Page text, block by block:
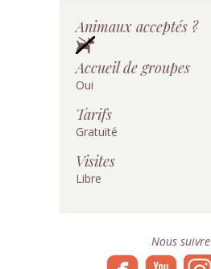
Animaux acceptés ?
Accueil de groupes
Oui
Tarifs
Gratuité
Visites
Libre
Nous suivre